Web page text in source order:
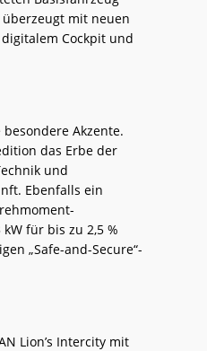
überzeugt mit neuen
Cockpit und
Akzente.
das Erbe der
und
Ebenfalls ein
für bis zu 2,5 %
„Safe-and-Secure“-
Lion’s Intercity mit